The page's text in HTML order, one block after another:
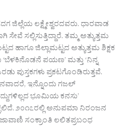
ಜಿಲ್ಲೆಯ ಲಕ್ಷ್ಮೇಶ್ವರದವರು. ಧಾರವಾಡ
ಸಲ್ಲಿಸುತ್ತಿದ್ದಾರೆ. ತಮ್ಮ ಅತ್ಯುತ್ತಮ
ಜಿಲ್ಲಾಮಟ್ಟದ ಅತ್ಯುತ್ತಮ ಶಿಕ್ಷಕ
‘ಬೆಳಕಿನೊಡನೆ ಪಯಣ’ ಮತ್ತು ‘ನಿನ್ನ
ಪುಸ್ತಕಗಳು ಪ್ರಕಟಗೊಂಡಿರುತ್ತವೆ.
ಇನ್ನೊಂದು ಗಜಲ್
ಭೂಮಿಯ ಕನಸು’
೨೦೧೭ರಲ್ಲಿ ಅನುಪಮಾ ನಿರಂಜನ
ಸಂಕ್ರಾಂತಿ ಲಲಿತಪ್ರಬಂಧ